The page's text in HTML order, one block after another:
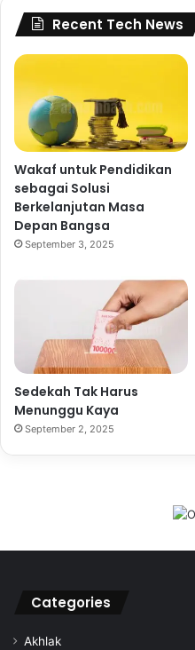
Recent Tech News
Wakaf untuk Pendidikan
sebagai Solusi
Berkelanjutan Masa
Depan Bangsa
September 3, 2025
Sedekah Tak Harus
Menunggu Kaya
September 2, 2025
Categories
Akhlak